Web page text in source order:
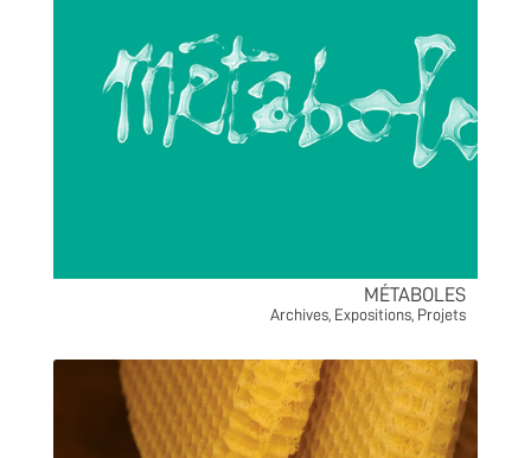
MÉTABOLES
Archives, Expositions, Projets